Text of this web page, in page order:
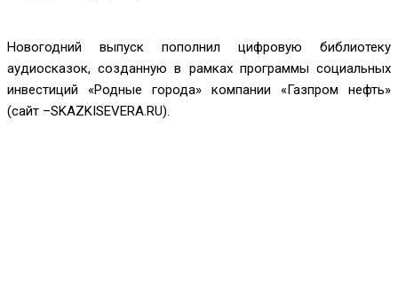
Новогодний выпуск пополнил цифровую библиотеку
аудиосказок, созданную в рамках программы социальных
инвестиций «Родные города» компании «Газпром нефть»
(сайт –SKAZKISEVERA.RU).